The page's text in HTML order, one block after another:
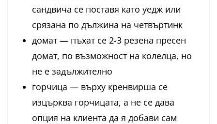
сандвича се поставя като уедж или
срязана по дължина на четвъртинк
домат — пъхат се 2-3 резена пресен
домат, по възможност на колелца, но
не е задължително
горчица — върху кренвирша се
изцърква горчицата, а не се дава
опция на клиента да я добави сам